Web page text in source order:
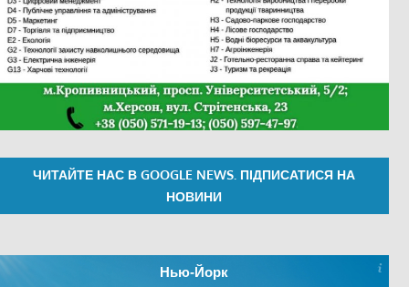
ЧИТАЙТЕ НАС В GOOGLE NEWS. ПІДПИСАТИСЯ НА
НОВИНИ
Нью-Йорк